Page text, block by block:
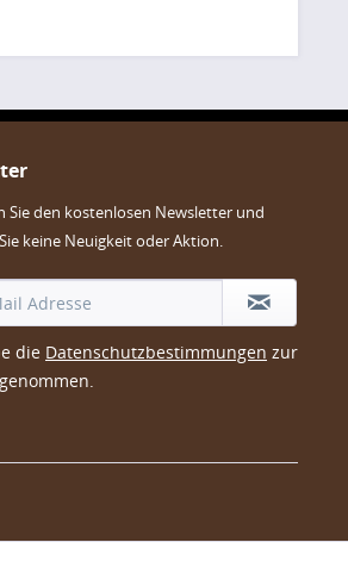
Sie den kostenlosen Newsletter und
keine Neuigkeit oder Aktion.
die Datenschutzbestimmungen zur